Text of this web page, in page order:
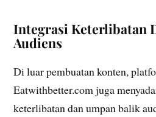
Integrasi Keterlibatan
Audiens
Di luar pembuatan konten,
Eatwithbetter.com juga
keterlibatan dan umpan balik